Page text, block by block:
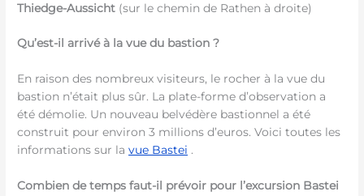
Thiedge-Aussicht (sur le chemin de Rathen à droite)
Qu’est-il arrivé à la vue du bastion ?
En raison des nombreux visiteurs, le rocher à la vue du
bastion n’était plus sûr. La plate-forme d’observation a
été démolie. Un nouveau belvédère bastionnel a été
construit pour environ 3 millions d’euros. Voici toutes les
informations sur lavue Bastei .
Combien de temps faut-il prévoir pour l’excursion Bastei